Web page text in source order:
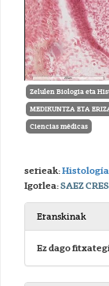
Zelulen Biologia eta
MEDIKUNTZA ETA
Ciencias médicas
serieak:Histología
Igorlea:SAEZ
Eranskinak
Ez dago